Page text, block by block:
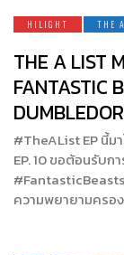
HILIGHT THE
THE A LIST
FANTASTIC
#TheAList EP นี้ม
EP. 10 ขอต้อนรับก
ความพยายามครอ